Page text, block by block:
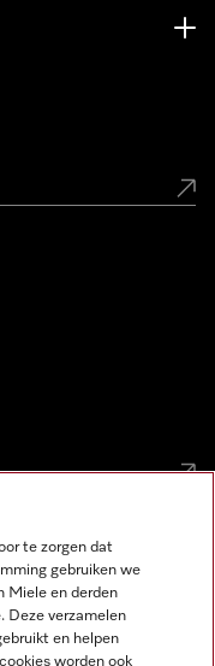
te zorgen dat
gebruiken we
Miele en derden
Deze verzamelen
en helpen
worden ook